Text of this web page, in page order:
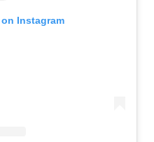
Instagram